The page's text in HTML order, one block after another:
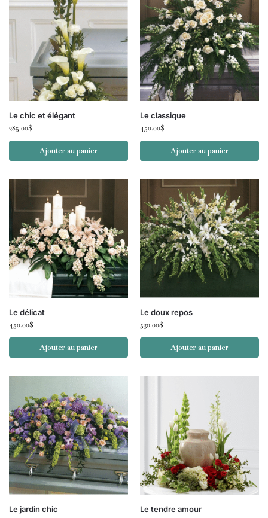
Le chic et élégant
285.00$
Ajouter au panier
Le classique
450.00$
Ajouter au panier
Le délicat
450.00$
Ajouter au panier
Le doux repos
530.00$
Ajouter au panier
Le jardin chic
Le tendre amour